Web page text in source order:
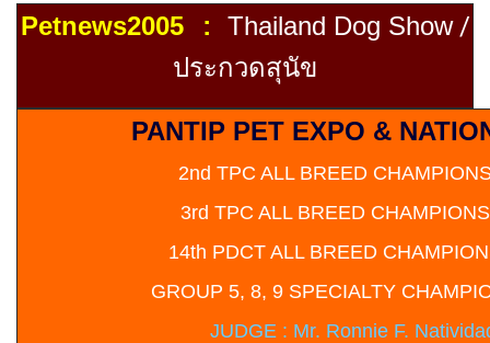
Petnews2005: Thailand Dog Show/
ประกวดสุนัข
PANTIP PET EXPO &
2nd TPC ALL BREED
3rd TPC ALL BREED
14th PDCT ALL BREED
GROUP 5, 8, 9 SPECIALTY
JUDGE : Mr. Ronnie F.